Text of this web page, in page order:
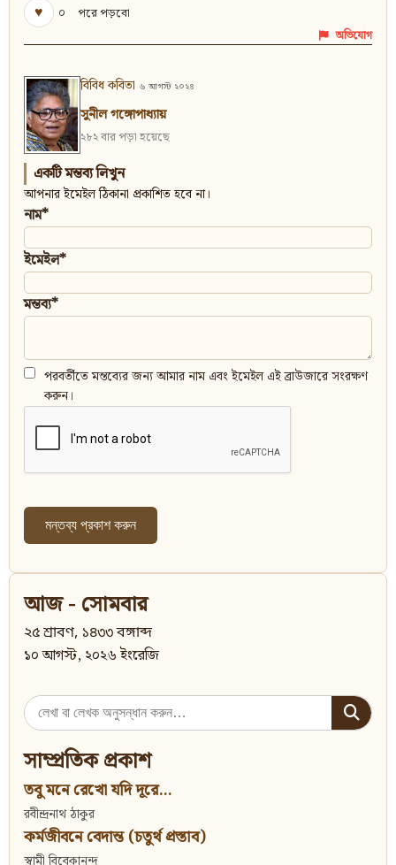
♥
০ পরে পড়বো
অভিযোগ
বিবিধ কবিতা ৬ আগস্ট ২০২৪
সুনীল গঙ্গোপাধ্যায়
২৮২ বার পড়া হয়েছে
একটি মন্তব্য লিখুন
আপনার ইমেইল ঠিকানা প্রকাশিত হবে না।
নাম*
ইমেইল*
মন্তব্য*
পরবর্তীতে মন্তব্যের জন্য আমার নাম এবং ইমেইল এই ব্রাউজারে সংরক্ষণ
করুন।
আজ - সোমবার
২৫ শ্রাবণ, ১৪৩৩ বঙ্গাব্দ
১০ আগস্ট, ২০২৬ ইংরেজি
Search
for:
সাম্প্রতিক প্রকাশ
তবু মনে রেখো যদি দূরে...
রবীন্দ্রনাথ ঠাকুর
কর্মজীবনে বেদান্ত (চতুর্থ প্রস্তাব)